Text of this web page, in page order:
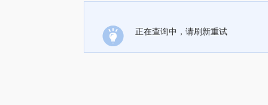
正在查询中，请刷新重试